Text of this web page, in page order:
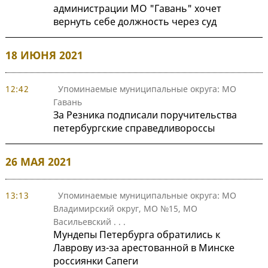
администрации МО "Гавань" хочет
вернуть себе должность через суд
18 ИЮНЯ 2021
12:42
Упоминаемые муниципальные округа: МО
Гавань
За Резника подписали поручительства
петербургские справедливороссы
26 МАЯ 2021
13:13
Упоминаемые муниципальные округа: МО
Владимирский округ, МО №15, МО
Васильевский . . .
Мундепы Петербурга обратились к
Лаврову из-за арестованной в Минске
россиянки Сапеги